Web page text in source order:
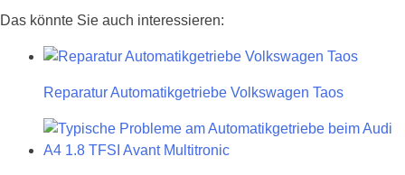
Das könnte Sie auch interessieren:
Reparatur Automatikgetriebe Volkswagen Taos